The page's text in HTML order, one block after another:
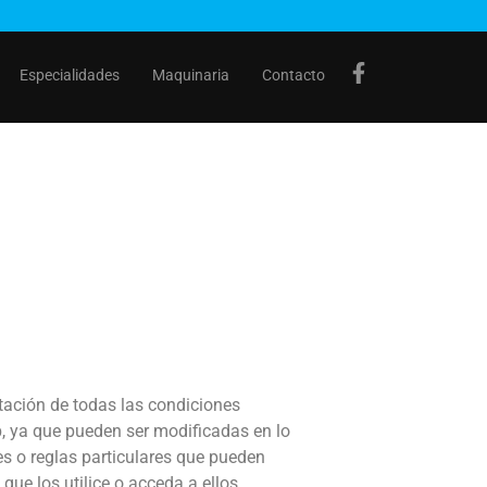
Especialidades Maquinaria Contacto
de todas las condiciones
ya que pueden ser modificadas en lo
o reglas particulares que pueden